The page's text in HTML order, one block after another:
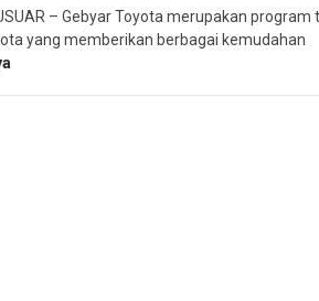
– Gebyar Toyota merupakan program
yang memberikan berbagai kemudahan